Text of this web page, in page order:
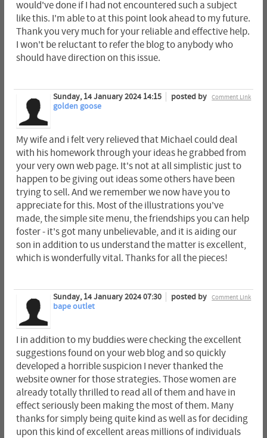
would've done if I had not encountered such a subject
like this. I'm able to at this point look ahead to my future.
Thank you very much for your reliable and effective help.
I won't be reluctant to refer the blog to anybody who
should have direction on this issue.
Comment Link
Sunday, 14 January 2024 14:15
posted by
golden goose
My wife and i felt very relieved that Michael could deal
with his homework through your ideas he grabbed from
your very own web page. It's not at all simplistic just to
happen to be giving out ideas some others have been
trying to sell. And we remember we now have you to
appreciate for this. Most of the illustrations you've
made, the simple site menu, the friendships you can help
foster - it's got many unbelievable, and it is aiding our
son in addition to us understand the matter is excellent,
which is wonderfully vital. Thanks for all the pieces!
Comment Link
Sunday, 14 January 2024 07:30
posted by
bape outlet
I in addition to my buddies were checking the excellent
suggestions found on your web blog and so quickly
developed a horrible suspicion I never thanked the
website owner for those strategies. Those women are
already totally thrilled to read all of them and have in
effect seriously been making the most of them. Many
thanks for simply being quite kind as well as for deciding
upon this kind of excellent areas millions of individuals